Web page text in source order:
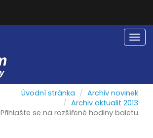
Úvodní stránka
Archiv novinek
Archiv aktualit 2013
Přihlašte se na rozšířené hodiny baletu